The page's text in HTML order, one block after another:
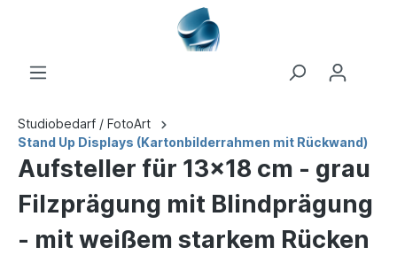
Studiobedarf / FotoArt
Stand Up Displays (Kartonbilderrahmen mit Rückwand)
Aufsteller für 13x18 cm - grau
Filzprägung mit Blindprägung
- mit weißem starkem Rücken